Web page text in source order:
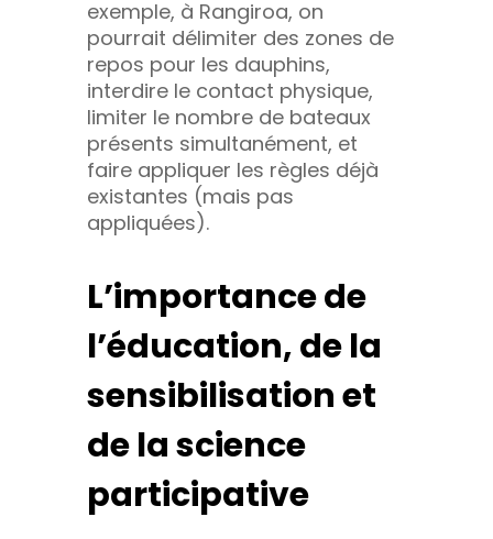
exemple, à Rangiroa, on
pourrait délimiter des zones de
repos pour les dauphins,
interdire le contact physique,
limiter le nombre de bateaux
présents simultanément, et
faire appliquer les règles déjà
existantes (mais pas
appliquées).
L’importance de
l’éducation, de la
sensibilisation et
de la science
participative